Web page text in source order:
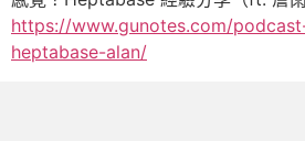
https://www.gunotes.com/
heptabase-alan/